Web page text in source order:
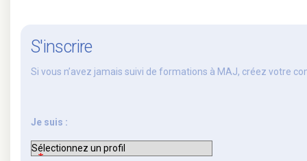
S'inscrire
Si vous n’avez jamais suivi de formations à MAJ, créez votre
Je suis :